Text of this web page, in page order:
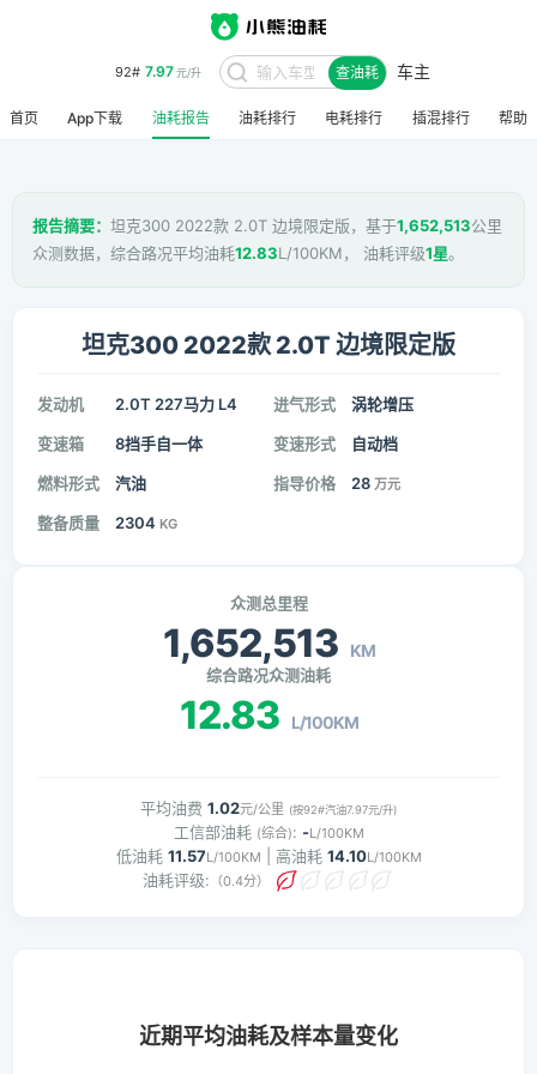
92# 7.97元/升 查油耗 车主
首页 App下载 油耗报告 油耗排行 电耗排行 插混排行 帮助
报告摘要： 坦克300 2022款 2.0T 边境限定版，基于1,652,513公里
众测数据，综合路况平均油耗12.83L/100KM， 油耗评级1星。
坦克300 2022款 2.0T 边境限定版
发动机 2.0T 227马力 L4 进气形式 涡轮增压
变速箱 8挡手自一体 变速形式 自动档
燃料形式 汽油 指导价格 28 万元
整备质量 2304 KG
众测总里程
1,652,513 KM
综合路况众测油耗
12.83 L/100KM
平均油费 1.02元/公里 (按92#汽油7.97元/升)
工信部油耗 (综合): -L/100KM
低油耗 11.57L/100KM | 高油耗 14.10L/100KM
油耗评级: （0.4分）